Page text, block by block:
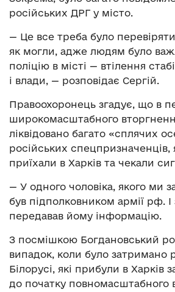
російських ДРГ у місто.
— Це все треба було
як могли, адже людям було
поліцію в місті — втілення
і влади, — розповідає Сергій.
Правоохоронець згадує, що в
широкомасштабного
ліквідовано багато «сплячих
російських спецпризначенців,
приїхали в Харків та чекали
— У одного чоловіка, якого ми
був підполковником армії рф.
передавав йому інформацію.
З посмішкою Богдановський
випадок, коли було затримано
Білорусі, які прибули в Харків
до початку повномасштабного